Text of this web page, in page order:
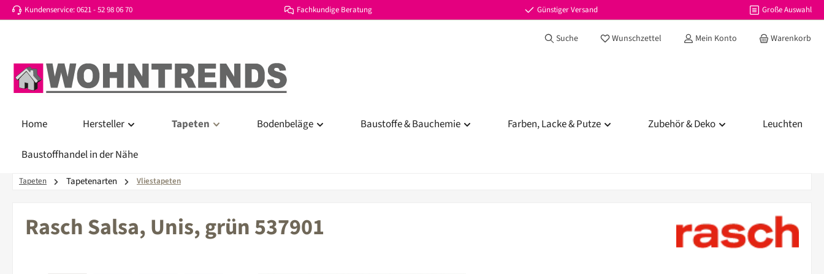
Hauptinhalt springen
Zur Suche springen
Zur Hauptnavigation springen
Kundenservice: 0621 - 52 98 06 70 Fachkundige Beratung Günstiger Versand Große Auswahl
Suche Wunschzettel Du hast 0 Produkte auf dem Merkzettel
Mein Konto Warenkorb
Home Hersteller Tapeten Bodenbeläge Baustoffe & Bauchemie Farben, Lacke & Putze Zubehör & Deko Leuchten
Baustoffhandel in der Nähe
Tapeten Tapetenarten Vliestapeten
Rasch Salsa, Unis, grün 537901